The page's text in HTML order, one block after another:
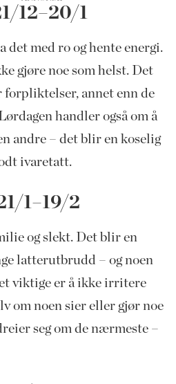
12–20/1
det med ro og hente energi.
gjøre noe som helst. Det
forpliktelser, annet enn de
handler også om å
andre – det blir en koselig
ivaretatt.
1–19/2
og slekt. Det blir en
latterutbrudd – og noen
viktige er å ikke irritere
om noen sier eller gjør noe
seg om de nærmeste –